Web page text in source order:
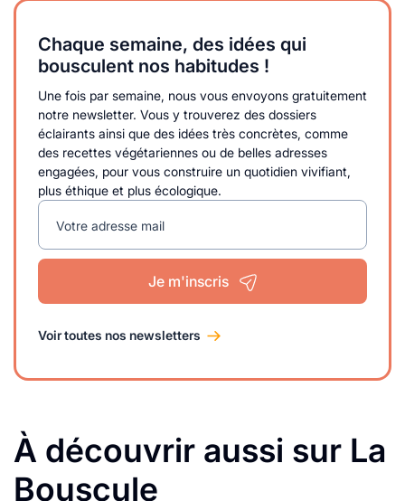
Chaque semaine, des idées qui
bousculent nos habitudes !
Une fois par semaine, nous vous envoyons gratuitement
notre newsletter. Vous y trouverez des dossiers
éclairants ainsi que des idées très concrètes, comme
des recettes végétariennes ou de belles adresses
engagées, pour vous construire un quotidien vivifiant,
plus éthique et plus écologique.
Votre adresse mail
Je m'inscris
Voir toutes nos newsletters
À découvrir aussi sur La
Bouscule